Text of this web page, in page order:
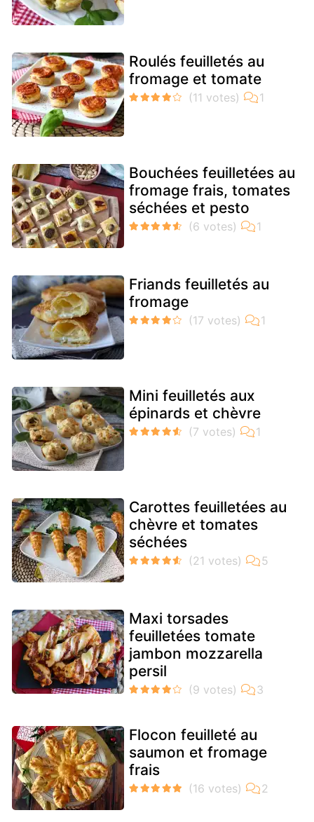
Roulés feuilletés au
fromage et tomate
Bouchées feuilletées au
fromage frais, tomates
séchées et pesto
Friands feuilletés au
fromage
Mini feuilletés aux
épinards et chèvre
Carottes feuilletées au
chèvre et tomates
séchées
Maxi torsades
feuilletées tomate
jambon mozzarella
persil
Flocon feuilleté au
saumon et fromage
frais